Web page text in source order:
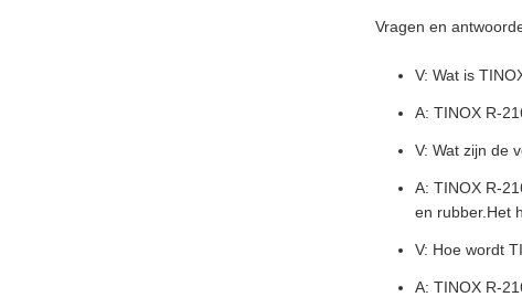
Vragen en
V: Wat is
A: TINOX R-
V: Wat zijn de
A: TINOX R-
en rubber.Het
V: Hoe wordt
A: TINOX R-